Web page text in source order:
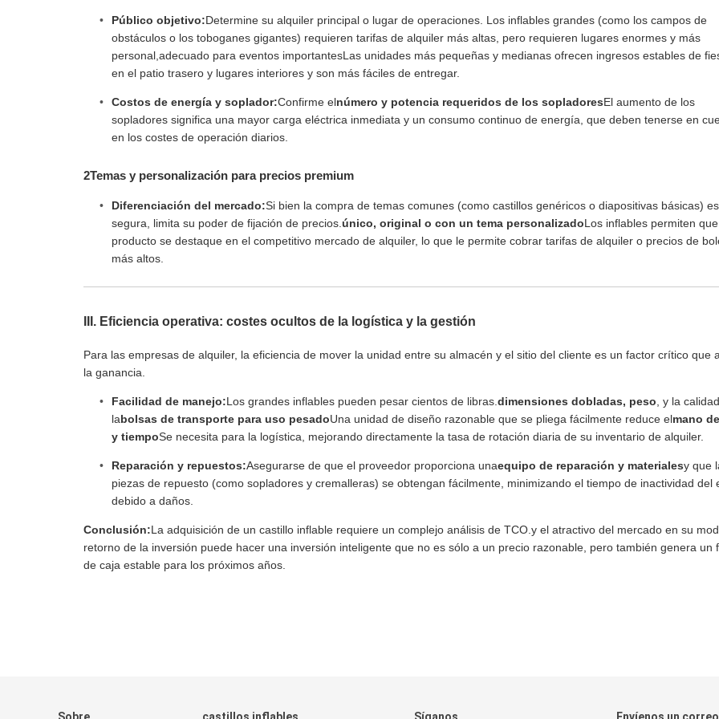
Público objetivo:Determine su alquiler principal o lugar de operaciones. Los inflables grandes (como los campos de
obstáculos o los toboganes gigantes) requieren tarifas de alquiler más altas, pero requieren lugares enormes y más
personal,adecuado para eventos importantesLas unidades más pequeñas y medianas ofrecen ingresos estables de
en el patio trasero y lugares interiores y son más fáciles de entregar.
Costos de energía y soplador:Confirme elnúmero y potencia requeridos de los sopladoresEl aumento de los
sopladores significa una mayor carga eléctrica inmediata y un consumo continuo de energía, que deben tenerse en
en los costes de operación diarios.
2Temas y personalización para precios premium
Diferenciación del mercado:Si bien la compra de temas comunes (como castillos genéricos o diapositivas básicas) es
segura, limita su poder de fijación de precios. único, original o con un tema personalizadoLos inflables permiten
producto se destaque en el competitivo mercado de alquiler, lo que le permite cobrar tarifas de alquiler o precios de
más altos.
III. Eficiencia operativa: costes ocultos de la logística y la gestión
Para las empresas de alquiler, la eficiencia de mover la unidad entre su almacén y el sitio del cliente es un factor crítico que
la ganancia.
Facilidad de manejo:Los grandes inflables pueden pesar cientos de libras. dimensiones dobladas, peso , y la
labolsas de transporte para uso pesadoUna unidad de diseño razonable que se pliega fácilmente reduce elmano
y tiempoSe necesita para la logística, mejorando directamente la tasa de rotación diaria de su inventario de alquiler.
Reparación y repuestos:Asegurarse de que el proveedor proporciona unaequipo de reparación y materialesy que
piezas de repuesto (como sopladores y cremalleras) se obtengan fácilmente, minimizando el tiempo de inactividad del
debido a daños.
Conclusión:La adquisición de un castillo inflable requiere un complejo análisis de TCO.y el atractivo del mercado en su
retorno de la inversión puede hacer una inversión inteligente que no es sólo a un precio razonable, pero también genera un
de caja estable para los próximos años.